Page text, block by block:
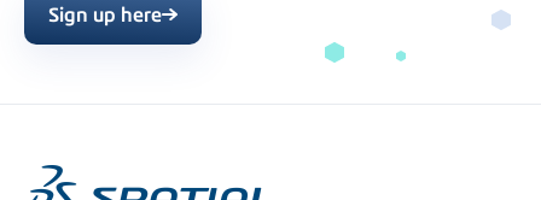
Sign up here